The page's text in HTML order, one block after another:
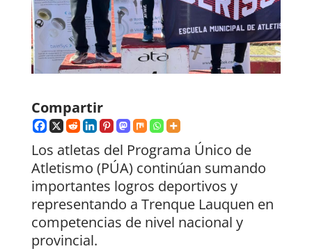
Compartir
Los atletas del Programa Único de
Atletismo (PÚA) continúan sumando
importantes logros deportivos y
representando a Trenque Lauquen en
competencias de nivel nacional y
provincial.